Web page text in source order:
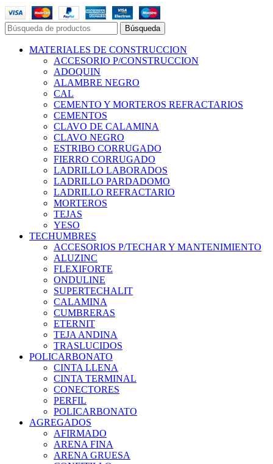
Búsqueda
MATERIALES DE CONSTRUCCION
ACCESORIO P/CONSTRUCCION
ADOQUIN
ALAMBRE NEGRO
CAL
CEMENTO Y MORTEROS REFRACTARIOS
CEMENTOS
CLAVO DE CALAMINA
CLAVO NEGRO
ESTRIBO CORRUGADO
FIERRO CORRUGADO
LADRILLO LABORADOS
LADRILLO PARDADOMO
LADRILLO REFRACTARIO
MORTEROS
TEJAS
YESO
TECHUMBRES
ACCESORIOS P/TECHAR Y MANTENIMIENTO
ALUZINC
FLEXIFORTE
ONDULINE
SUPERTECHALIT
CALAMINA
CUMBRERAS
ETERNIT
TEJA ANDINA
TRASLUCIDOS
POLICARBONATO
CINTA LLENA
CINTA TERMINAL
CONECTORES
PERFIL
POLICARBONATO
AGREGADOS
AFIRMADO
ARENA FINA
ARENA GRUESA